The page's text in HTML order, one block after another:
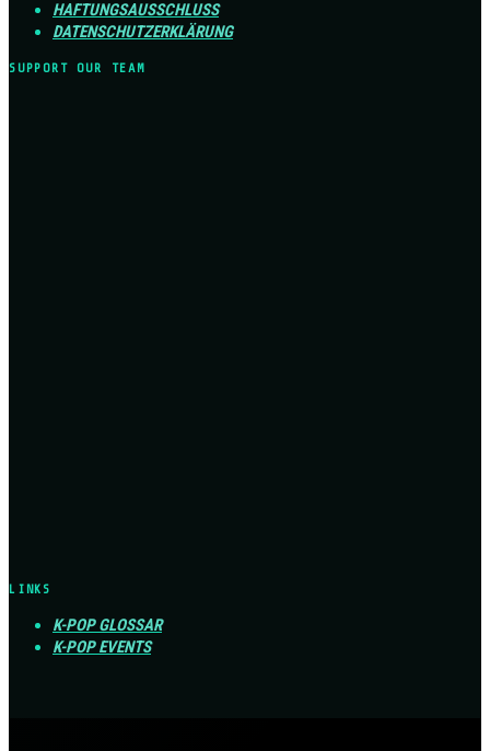
HAFTUNGSAUSSCHLUSS
DATENSCHUTZERKLÄRUNG
SUPPORT OUR TEAM
LINKS
K-POP GLOSSAR
K-POP EVENTS